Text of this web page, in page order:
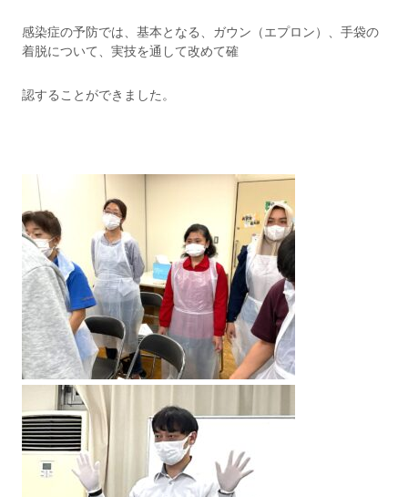
感染症の予防では、基本となる、ガウン（エプロン）、手袋の
着脱について、実技を通して改めて確
認することができました。